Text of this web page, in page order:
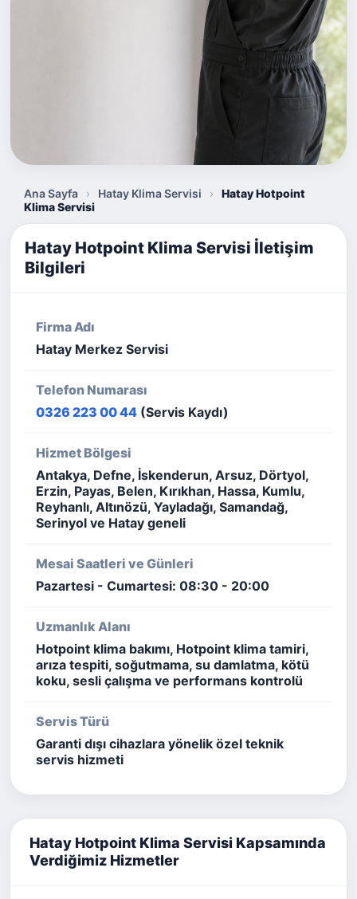
Ana Sayfa › Hatay Klima Servisi ›
Hatay Hotpoint
Klima Servisi
Hatay Hotpoint Klima Servisi İletişim
Bilgileri
Firma Adı
Hatay Merkez Servisi
Telefon Numarası
0326 223 00 44 (Servis Kaydı)
Hizmet Bölgesi
Antakya, Defne, İskenderun, Arsuz, Dörtyol,
Erzin, Payas, Belen, Kırıkhan, Hassa, Kumlu,
Reyhanlı, Altınözü, Yayladağı, Samandağ,
Serinyol ve Hatay geneli
Mesai Saatleri ve Günleri
Pazartesi - Cumartesi: 08:30 - 20:00
Uzmanlık Alanı
Hotpoint klima bakımı, Hotpoint klima tamiri,
arıza tespiti, soğutmama, su damlatma, kötü
koku, sesli çalışma ve performans kontrolü
Servis Türü
Garanti dışı cihazlara yönelik özel teknik
servis hizmeti
Hatay Hotpoint Klima Servisi Kapsamında
Verdiğimiz Hizmetler